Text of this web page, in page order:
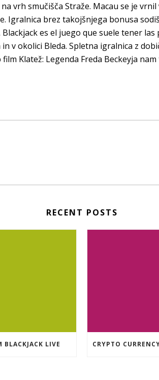
vrh smučišča Straže. Macau se je
Igralnica brez takojšnjega bonusa
es el juego que suele tener las
v okolici Bleda. Spletna igralnica z
Klatež: Legenda Freda Beckeyja
RECENT POSTS
BLACKJACK LIVE